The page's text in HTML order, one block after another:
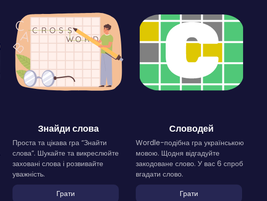
Знайди слова
Проста та цікава гра “Знайти
слова”. Шукайте та викреслюйте
заховані слова і розвивайте
уважність.
Грати
Словодей
Wordle-подібна гра українською
мовою. Щодня відгадуйте
закодоване слово. У вас 6 спроб
вгадати слово.
Грати